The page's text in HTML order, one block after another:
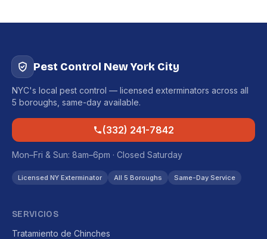
Pest Control New York City
NYC's local pest control — licensed exterminators across all
5 boroughs, same-day available.
(332) 241-7842
Mon–Fri & Sun: 8am–6pm · Closed Saturday
Licensed NY Exterminator All 5 Boroughs Same-Day Service
SERVICIOS
Tratamiento de Chinches